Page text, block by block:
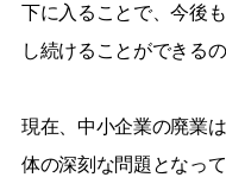
下に入ることで、今後
し続けることができるの
現在、中小企業の廃業
体の深刻な問題となっ